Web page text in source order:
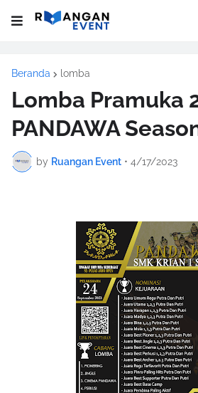
Beranda lomba
Lomba Pramuka
PANDAWA
by Ruangan Event • 4/17/2023